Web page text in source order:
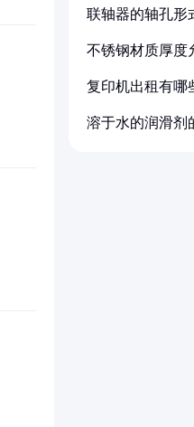
联轴器的轴孔形
不锈钢材质厚度
复印机出租有哪
溶于水的润滑剂